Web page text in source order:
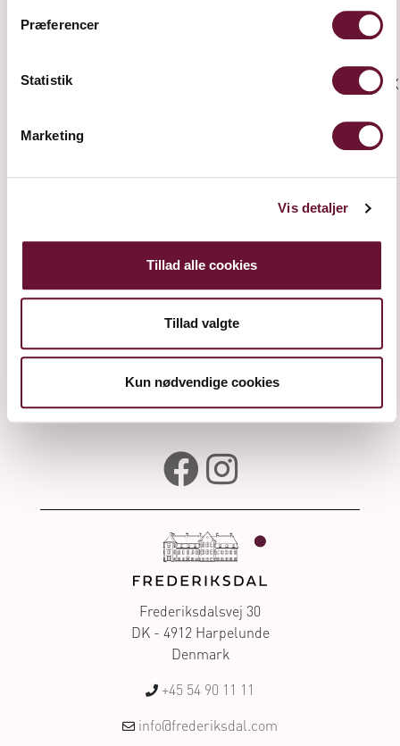
Præferencer
Statistik
Marketing
Vis detaljer
Tillad alle cookies
Tillad valgte
Kun nødvendige cookies
CHERRY RASPBERRY COCKTAIL GESCHENKBOX
SUR LIE
Frederiksdalsvej 30
DK - 4912 Harpelunde
Denmark
+45 54 90 11 11
info@frederiksdal.com